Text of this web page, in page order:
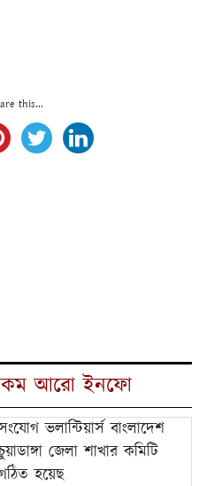
this...
আরো ইনফো
ভলান্টিয়ার্স বাংলাদেশ
জেলা শাখার কমিটি
হয়েছ